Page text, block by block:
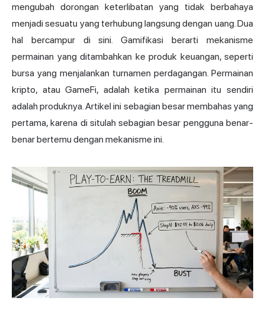
mengubah dorongan keterlibatan yang tidak berbahaya
menjadi sesuatu yang terhubung langsung dengan uang. Dua
hal bercampur di sini. Gamifikasi berarti mekanisme
permainan yang ditambahkan ke produk keuangan, seperti
bursa yang menjalankan turnamen perdagangan. Permainan
kripto, atauGameFi, adalah ketika permainan itu sendiri
adalah produknya. Artikel ini sebagian besar membahas yang
pertama, karena di situlah sebagian besar pengguna benar-
benar bertemu dengan mekanisme ini.